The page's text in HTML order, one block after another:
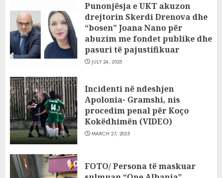
Punonjësja e UKT akuzon
drejtorin Skerdi Drenova dhe
“bosen” Joana Nano për
abuzim me fondet publike dhe
pasuri të pajustifikuar
JULY 24, 2025
Incidenti në ndeshjen
Apolonia- Gramshi, nis
procedim penal për Koço
Kokëdhimën (VIDEO)
MARCH 27, 2025
FOTO/ Persona të maskuar